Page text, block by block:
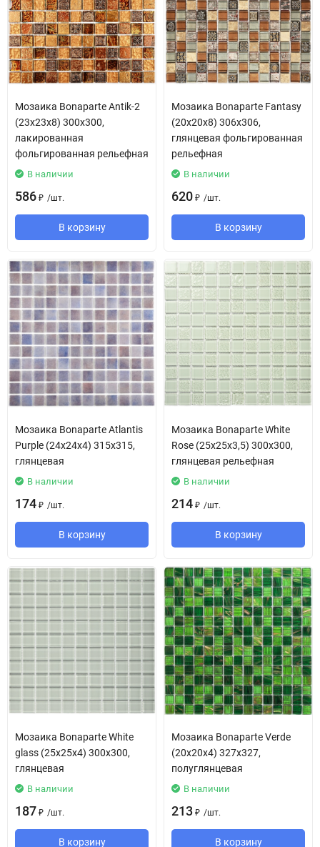
Мозаика Bonaparte Antik-2
(23х23х8) 300х300,
лакированная
фольгированная рельефная
В наличии
586 ₽ /шт.
В корзину
Мозаика Bonaparte Fantasy
(20х20х8) 306х306,
глянцевая фольгированная
рельефная
В наличии
620 ₽ /шт.
В корзину
Мозаика Bonaparte Atlantis
Purple (24х24х4) 315х315,
глянцевая
В наличии
174 ₽ /шт.
В корзину
Мозаика Bonaparte White
Rose (25х25х3,5) 300х300,
глянцевая рельефная
В наличии
214 ₽ /шт.
В корзину
Мозаика Bonaparte White
glass (25х25х4) 300х300,
глянцевая
В наличии
187 ₽ /шт.
В корзину
Мозаика Bonaparte Verde
(20х20х4) 327х327,
полуглянцевая
В наличии
213 ₽ /шт.
В корзину